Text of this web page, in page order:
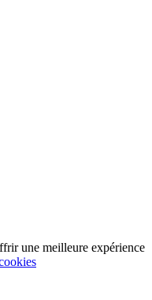
une meilleure expérience